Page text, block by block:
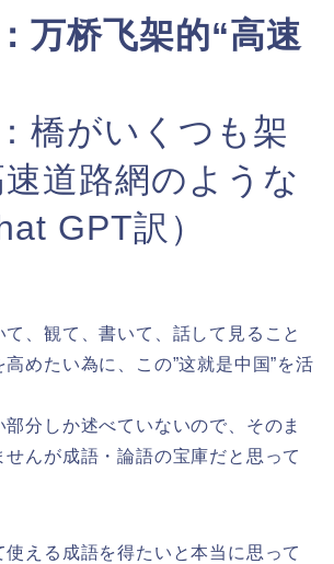
万桥飞架的“高速
橋がいくつも架
道路網のような
GPT訳）
て、観て、書いて、話して見ること
めたい為に、この”这就是中国”を活
分しか述べていないので、そのま
せんが成語・論語の宝庫だと思って
使える成語を得たいと本当に思って